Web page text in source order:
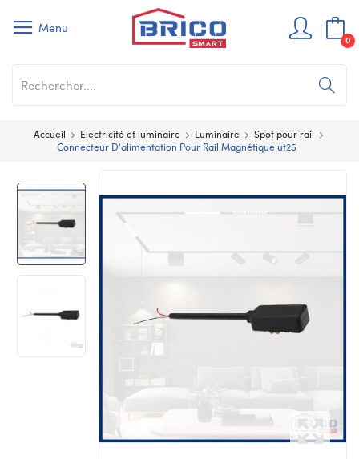
Menu
0
Accueil Electricité et luminaire Luminaire
Spot pour rail
Connecteur D'alimentation Pour Rail Magnétique ut25